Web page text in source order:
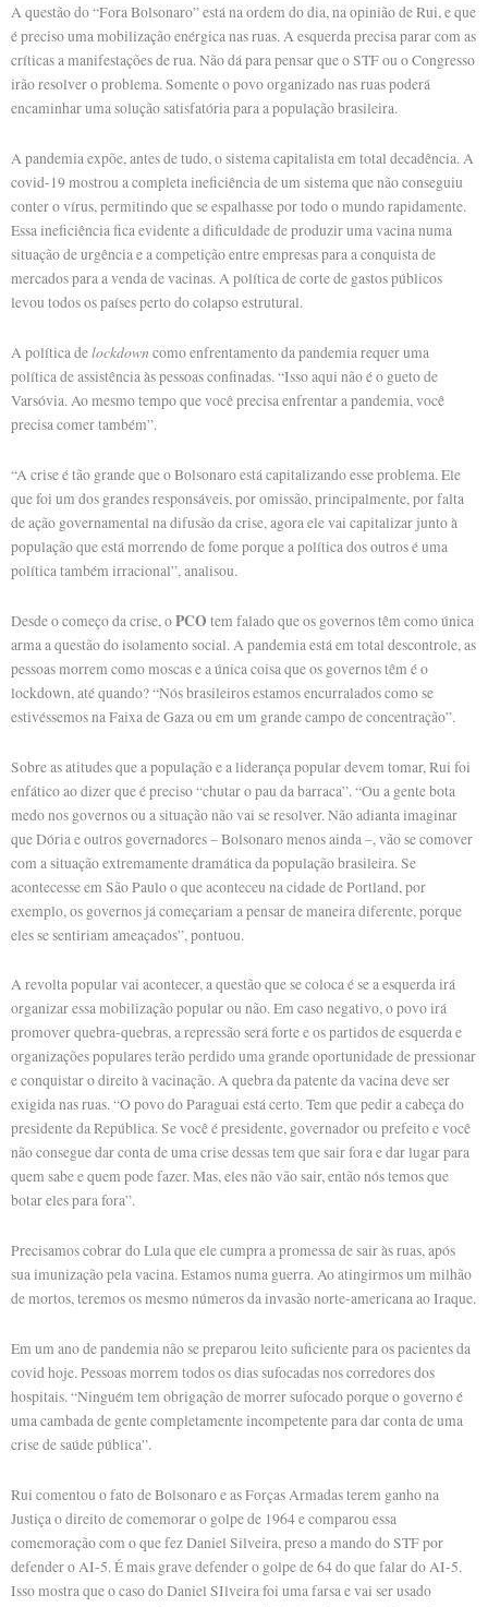
A questão do “Fora Bolsonaro” está na ordem do dia, na opinião de Rui, e que
é preciso uma mobilização enérgica nas ruas. A esquerda precisa parar com as
críticas a manifestações de rua. Não dá para pensar que o STF ou o Congresso
irão resolver o problema. Somente o povo organizado nas ruas poderá
encaminhar uma solução satisfatória para a população brasileira.
A pandemia expõe, antes de tudo, o sistema capitalista em total decadência. A
covid-19 mostrou a completa ineficiência de um sistema que não conseguiu
conter o vírus, permitindo que se espalhasse por todo o mundo rapidamente.
Essa ineficiência fica evidente a dificuldade de produzir uma vacina numa
situação de urgência e a competição entre empresas para a conquista de
mercados para a venda de vacinas. A política de corte de gastos públicos
levou todos os países perto do colapso estrutural.
A política delockdown como enfrentamento da pandemia requer uma
política de assistência às pessoas confinadas. “Isso aqui não é o gueto de
Varsóvia. Ao mesmo tempo que você precisa enfrentar a pandemia, você
precisa comer também”.
“A crise é tão grande que o Bolsonaro está capitalizando esse problema. Ele
que foi um dos grandes responsáveis, por omissão, principalmente, por falta
de ação governamental na difusão da crise, agora ele vai capitalizar junto à
população que está morrendo de fome porque a política dos outros é uma
política também irracional”, analisou.
Desde o começo da crise, oPCO tem falado que os governos têm como única
arma a questão do isolamento social. A pandemia está em total descontrole, as
pessoas morrem como moscas e a única coisa que os governos têm é o
lockdown, até quando? “Nós brasileiros estamos encurralados como se
estivéssemos na Faixa de Gaza ou em um grande campo de concentração”.
Sobre as atitudes que a população e a liderança popular devem tomar, Rui foi
enfático ao dizer que é preciso “chutar o pau da barraca”. “Ou a gente bota
medo nos governos ou a situação não vai se resolver. Não adianta imaginar
que Dória e outros governadores – Bolsonaro menos ainda –, vão se comover
com a situação extremamente dramática da população brasileira. Se
acontecesse em São Paulo o que aconteceu na cidade de Portland, por
exemplo, os governos já começariam a pensar de maneira diferente, porque
eles se sentiriam ameaçados”, pontuou.
A revolta popular vai acontecer, a questão que se coloca é se a esquerda irá
organizar essa mobilização popular ou não. Em caso negativo, o povo irá
promover quebra-quebras, a repressão será forte e os partidos de esquerda e
organizações populares terão perdido uma grande oportunidade de pressionar
e conquistar o direito à vacinação. A quebra da patente da vacina deve ser
exigida nas ruas. “O povo do Paraguai está certo. Tem que pedir a cabeça do
presidente da República. Se você é presidente, governador ou prefeito e você
não consegue dar conta de uma crise dessas tem que sair fora e dar lugar para
quem sabe e quem pode fazer. Mas, eles não vão sair, então nós temos que
botar eles para fora”.
Precisamos cobrar do Lula que ele cumpra a promessa de sair às ruas, após
sua imunização pela vacina. Estamos numa guerra. Ao atingirmos um milhão
de mortos, teremos os mesmo números da invasão norte-americana ao Iraque.
Em um ano de pandemia não se preparou leito suficiente para os pacientes da
covid hoje. Pessoas morrem todos os dias sufocadas nos corredores dos
hospitais. “Ninguém tem obrigação de morrer sufocado porque o governo é
uma cambada de gente completamente incompetente para dar conta de uma
crise de saúde pública”.
Rui comentou o fato de Bolsonaro e as Forças Armadas terem ganho na
Justiça o direito de comemorar o golpe de 1964 e comparou essa
comemoração com o que fez Daniel Silveira, preso a mando do STF por
defender o AI-5. É mais grave defender o golpe de 64 do que falar do AI-5.
Isso mostra que o caso do Daniel SIlveira foi uma farsa e vai ser usado